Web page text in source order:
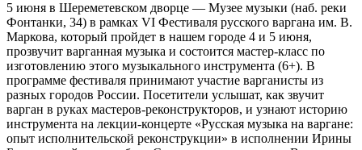
5 июня в Шереметевском дворце — Музее музыки (наб. реки
Фонтанки, 34) в рамках VI Фестиваля русского варгана им. В.
Маркова, который пройдет в нашем городе 4 и 5 июня,
прозвучит варганная музыка и состоится мастер-класс по
изготовлению этого музыкального инструмента (6+). В
программе фестиваля принимают участие варганисты из
разных городов России. Посетители услышат, как звучит
варган в руках мастеров-реконструкторов, и узнают историю
инструмента на лекции-концерте «Русская музыка на варгане:
опыт исполнительской реконструкции» в исполнении Ирины